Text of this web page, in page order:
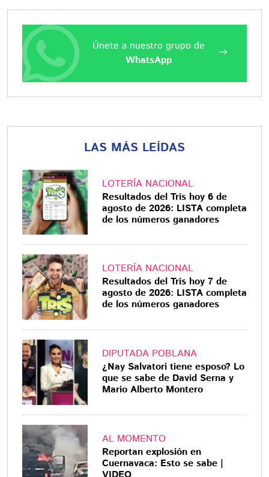
Únete a nuestro grupo de
WhatsApp
LAS MÁS LEÍDAS
LOTERÍA NACIONAL
Resultados del Tris hoy 6 de
agosto de 2026: LISTA completa
de los números ganadores
LOTERÍA NACIONAL
Resultados del Tris hoy 7 de
agosto de 2026: LISTA completa
de los números ganadores
DIPUTADA POBLANA
¿Nay Salvatori tiene esposo? Lo
que se sabe de David Serna y
Mario Alberto Montero
AL MOMENTO
Reportan explosión en
Cuernavaca: Esto se sabe |